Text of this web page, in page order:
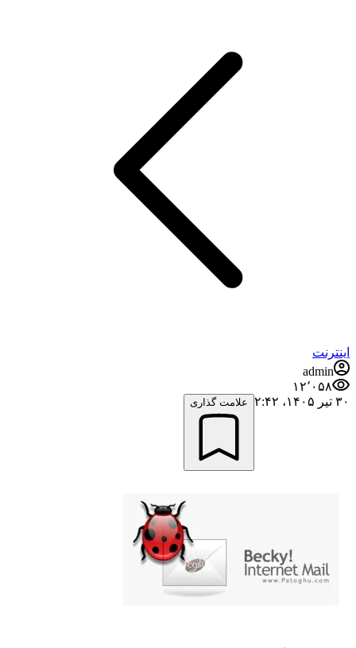
اینترنت
admin
۱۲٬۰۵۸
۳۰ تیر ۱۴۰۵،‏ ۲:۴۲
علامت گذاری